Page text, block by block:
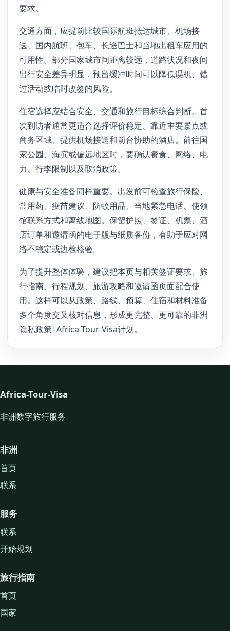
要求。
交通方面，应提前比较国际航班抵达城市、机场接
送、国内航班、包车、长途巴士和当地出租车应用的
可用性。部分国家城市间距离较远，道路状况和夜间
出行安全差异明显，预留缓冲时间可以降低误机、错
过活动或临时改签的风险。
住宿选择应结合安全、交通和旅行目标综合判断。首
次到访者通常更适合选择评价稳定、靠近主要景点或
商务区域、提供机场接送和前台协助的酒店。前往国
家公园、海滨或偏远地区时，要确认餐食、网络、电
力、行李限制以及取消政策。
健康与安全准备同样重要。出发前可检查旅行保险、
常用药、疫苗建议、防蚊用品、当地紧急电话、使领
馆联系方式和离线地图。保留护照、签证、机票、酒
店订单和邀请函的电子版与纸质备份，有助于应对网
络不稳定或边检核验。
为了提升整体体验，建议把本页与相关签证要求、旅
行指南、行程规划、旅游攻略和邀请函页面配合使
用。这样可以从政策、路线、预算、住宿和材料准备
多个角度交叉核对信息，形成更完整、更可靠的非洲
隐私政策|Africa-Tour-Visa计划。
Africa-Tour-Visa
非洲数字旅行服务
非洲
首页
联系
服务
联系
开始规划
旅行指南
首页
国家